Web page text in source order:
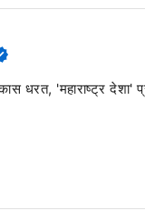
कास धरत, 'महाराष्ट्र